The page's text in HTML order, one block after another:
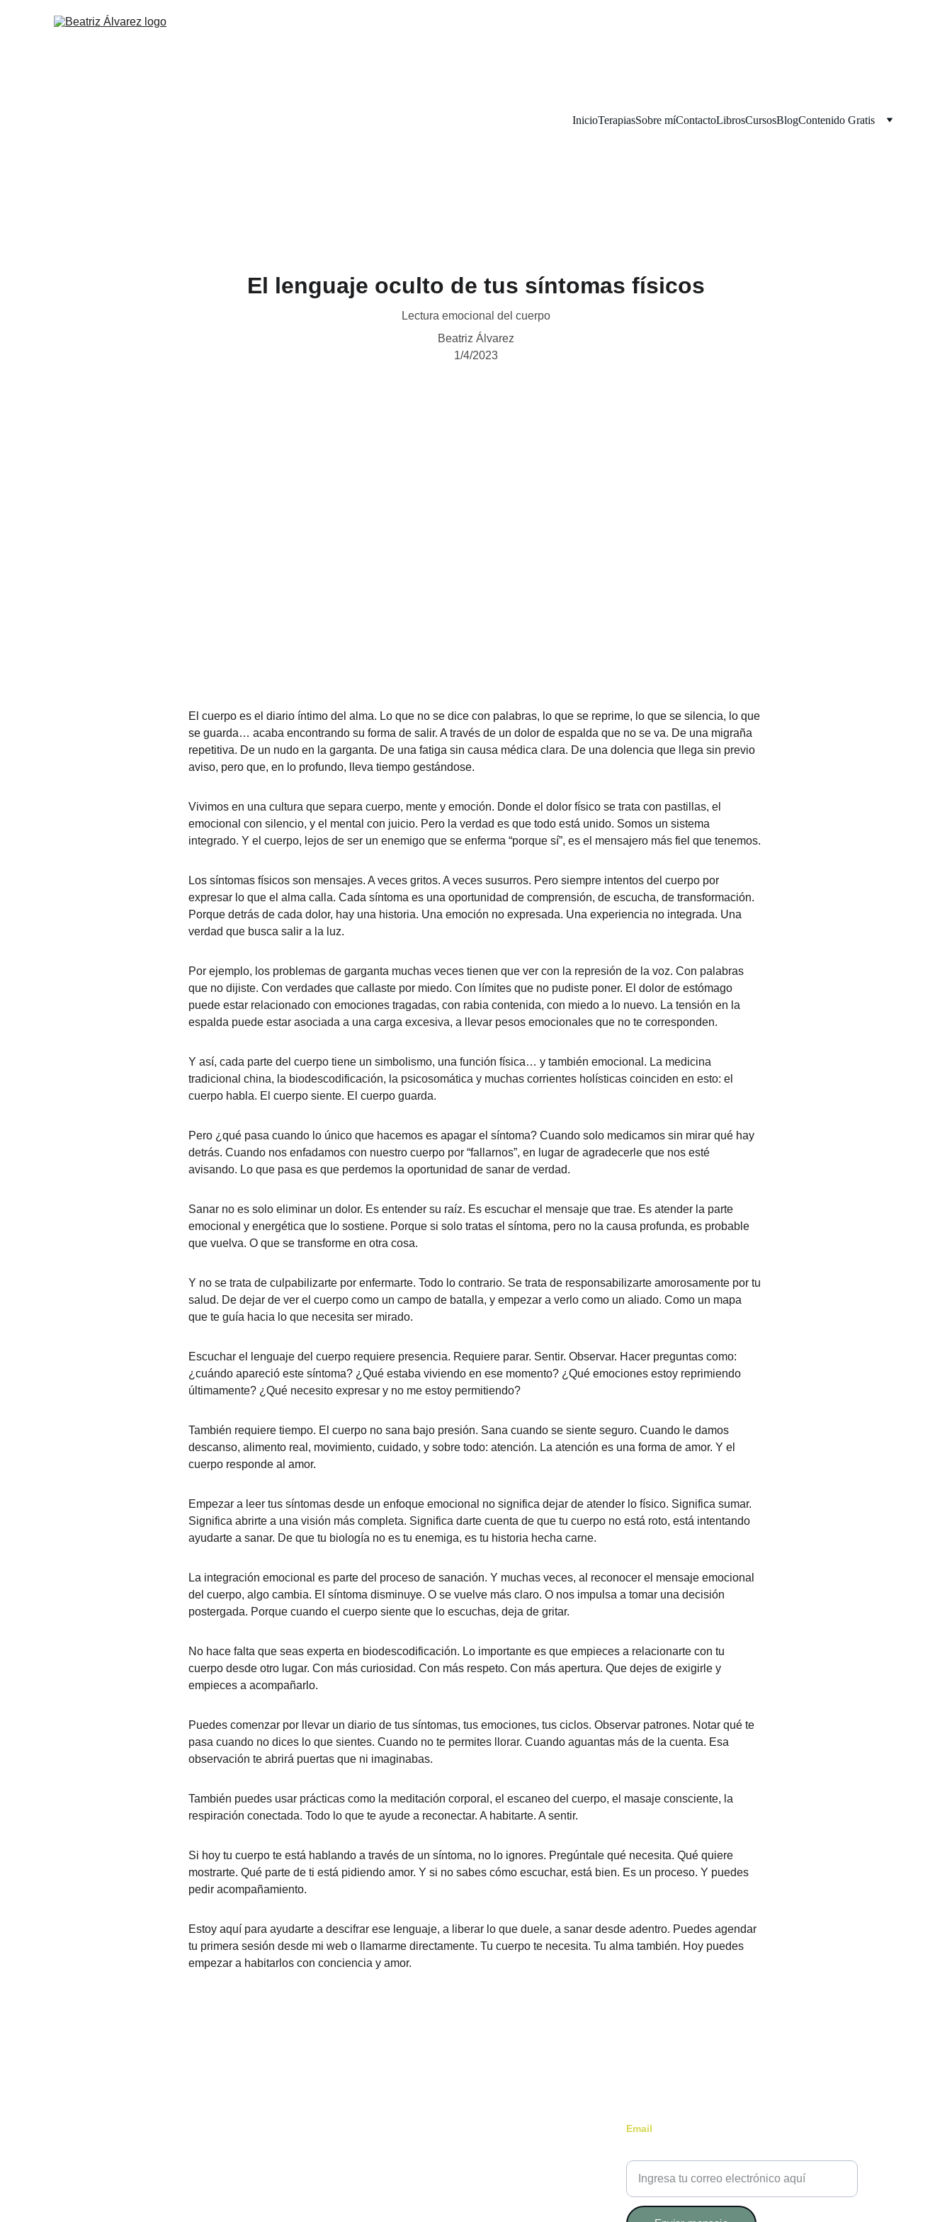
InicioTerapiasSobre míContactoLibrosCursosBlogContenido Gratis
El lenguaje oculto de tus síntomas físicos
Lectura emocional del cuerpo
Beatriz Álvarez
1/4/2023
El cuerpo es el diario íntimo del alma. Lo que no se dice con palabras, lo que se reprime, lo que se silencia, lo que
se guarda… acaba encontrando su forma de salir. A través de un dolor de espalda que no se va. De una migraña
repetitiva. De un nudo en la garganta. De una fatiga sin causa médica clara. De una dolencia que llega sin previo
aviso, pero que, en lo profundo, lleva tiempo gestándose.
Vivimos en una cultura que separa cuerpo, mente y emoción. Donde el dolor físico se trata con pastillas, el
emocional con silencio, y el mental con juicio. Pero la verdad es que todo está unido. Somos un sistema
integrado. Y el cuerpo, lejos de ser un enemigo que se enferma “porque sí”, es el mensajero más fiel que tenemos.
Los síntomas físicos son mensajes. A veces gritos. A veces susurros. Pero siempre intentos del cuerpo por
expresar lo que el alma calla. Cada síntoma es una oportunidad de comprensión, de escucha, de transformación.
Porque detrás de cada dolor, hay una historia. Una emoción no expresada. Una experiencia no integrada. Una
verdad que busca salir a la luz.
Por ejemplo, los problemas de garganta muchas veces tienen que ver con la represión de la voz. Con palabras
que no dijiste. Con verdades que callaste por miedo. Con límites que no pudiste poner. El dolor de estómago
puede estar relacionado con emociones tragadas, con rabia contenida, con miedo a lo nuevo. La tensión en la
espalda puede estar asociada a una carga excesiva, a llevar pesos emocionales que no te corresponden.
Y así, cada parte del cuerpo tiene un simbolismo, una función física… y también emocional. La medicina
tradicional china, la biodescodificación, la psicosomática y muchas corrientes holísticas coinciden en esto: el
cuerpo habla. El cuerpo siente. El cuerpo guarda.
Pero ¿qué pasa cuando lo único que hacemos es apagar el síntoma? Cuando solo medicamos sin mirar qué hay
detrás. Cuando nos enfadamos con nuestro cuerpo por “fallarnos”, en lugar de agradecerle que nos esté
avisando. Lo que pasa es que perdemos la oportunidad de sanar de verdad.
Sanar no es solo eliminar un dolor. Es entender su raíz. Es escuchar el mensaje que trae. Es atender la parte
emocional y energética que lo sostiene. Porque si solo tratas el síntoma, pero no la causa profunda, es probable
que vuelva. O que se transforme en otra cosa.
Y no se trata de culpabilizarte por enfermarte. Todo lo contrario. Se trata de responsabilizarte amorosamente por tu
salud. De dejar de ver el cuerpo como un campo de batalla, y empezar a verlo como un aliado. Como un mapa
que te guía hacia lo que necesita ser mirado.
Escuchar el lenguaje del cuerpo requiere presencia. Requiere parar. Sentir. Observar. Hacer preguntas como:
¿cuándo apareció este síntoma? ¿Qué estaba viviendo en ese momento? ¿Qué emociones estoy reprimiendo
últimamente? ¿Qué necesito expresar y no me estoy permitiendo?
También requiere tiempo. El cuerpo no sana bajo presión. Sana cuando se siente seguro. Cuando le damos
descanso, alimento real, movimiento, cuidado, y sobre todo: atención. La atención es una forma de amor. Y el
cuerpo responde al amor.
Empezar a leer tus síntomas desde un enfoque emocional no significa dejar de atender lo físico. Significa sumar.
Significa abrirte a una visión más completa. Significa darte cuenta de que tu cuerpo no está roto, está intentando
ayudarte a sanar. De que tu biología no es tu enemiga, es tu historia hecha carne.
La integración emocional es parte del proceso de sanación. Y muchas veces, al reconocer el mensaje emocional
del cuerpo, algo cambia. El síntoma disminuye. O se vuelve más claro. O nos impulsa a tomar una decisión
postergada. Porque cuando el cuerpo siente que lo escuchas, deja de gritar.
No hace falta que seas experta en biodescodificación. Lo importante es que empieces a relacionarte con tu
cuerpo desde otro lugar. Con más curiosidad. Con más respeto. Con más apertura. Que dejes de exigirle y
empieces a acompañarlo.
Puedes comenzar por llevar un diario de tus síntomas, tus emociones, tus ciclos. Observar patrones. Notar qué te
pasa cuando no dices lo que sientes. Cuando no te permites llorar. Cuando aguantas más de la cuenta. Esa
observación te abrirá puertas que ni imaginabas.
También puedes usar prácticas como la meditación corporal, el escaneo del cuerpo, el masaje consciente, la
respiración conectada. Todo lo que te ayude a reconectar. A habitarte. A sentir.
Si hoy tu cuerpo te está hablando a través de un síntoma, no lo ignores. Pregúntale qué necesita. Qué quiere
mostrarte. Qué parte de ti está pidiendo amor. Y si no sabes cómo escuchar, está bien. Es un proceso. Y puedes
pedir acompañamiento.
Estoy aquí para ayudarte a descifrar ese lenguaje, a liberar lo que duele, a sanar desde adentro. Puedes agendar
tu primera sesión desde mi web o llamarme directamente. Tu cuerpo te necesita. Tu alma también. Hoy puedes
empezar a habitarlos con conciencia y amor.
Email